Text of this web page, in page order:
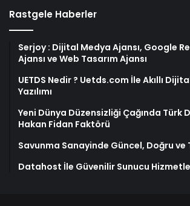
Rastgele Haberler
Serjoy : Dijital Medya Ajansı, Google
Ajansı ve Web Tasarım Ajansı
UETDS Nedir ? Uetds.com İle Akıllı
Yazılımı
Yeni Dünya Düzensizliği Çağında Türk
Hakan Fidan Faktörü
Savunma Sanayinde Güncel, Doğru ve
Datahost İle Güvenilir Sunucu